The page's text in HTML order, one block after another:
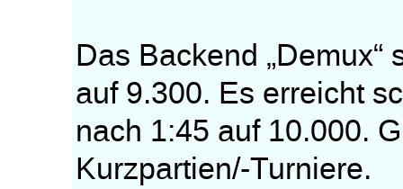
Das Backend
auf 9.300. Es erreicht
nach 1:45 auf 10.000.
Kurzpartien/-Turniere.